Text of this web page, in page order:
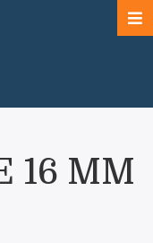
16 MM